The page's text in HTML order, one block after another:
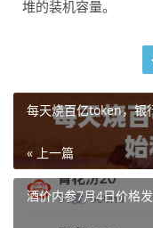
堆的装机容量。
每天烧百亿token，银
« 上一篇
酒价内参7月4日价格